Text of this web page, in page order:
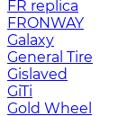
FR replica
FRONWAY
Galaxy
General Tire
Gislaved
GiTi
Gold Wheel